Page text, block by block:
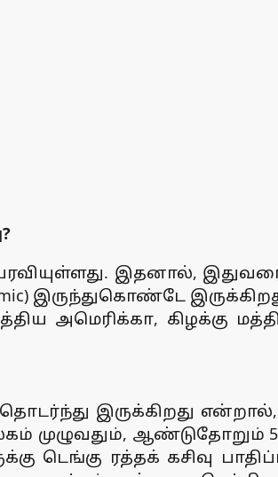
இதனால்,
இருந்துகொண்டே
அமெரிக்கா, கிழக்கு
தொடர்ந்து இருக்கிறது
ஆண்டுதோறும் 50
டெங்கு ரத்தக் கசிவு